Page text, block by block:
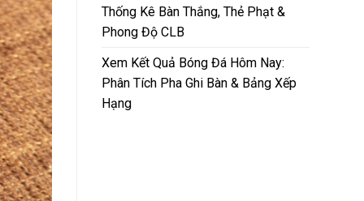
Thống Kê Bàn Thắng, Thẻ Phạt &
Phong Độ CLB
Xem Kết Quả Bóng Đá Hôm Nay:
Phân Tích Pha Ghi Bàn & Bảng Xếp
Hạng